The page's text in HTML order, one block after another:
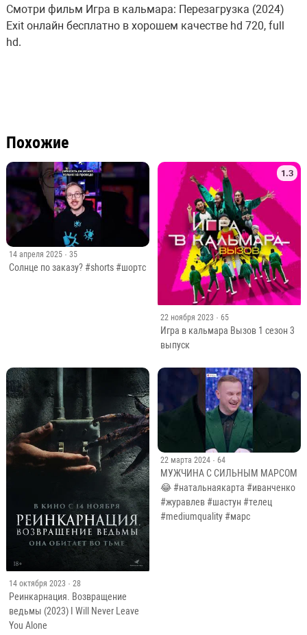
Смотри фильм Игра в кальмара: Перезагрузка (2024)
Exit онлайн бесплатно в хорошем качестве hd 720, full
hd.
Похожие
14 апреля 2025 · 35
Солнце по заказу? #shorts #шортс
1.3
22 ноября 2023 · 65
Игра в кальмара Вызов 1 сезон 3
выпуск
14 октября 2023 · 28
Реинкарнация. Возвращение
ведьмы (2023) I Will Never Leave
You Alone
22 марта 2024 · 64
МУЖЧИНА С СИЛЬНЫМ МАРСОМ
😂 #натальнаякарта #иванченко
#журавлев #шастун #телец
#mediumquality #марс